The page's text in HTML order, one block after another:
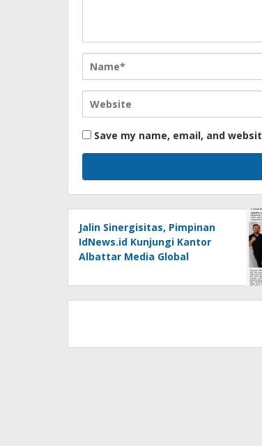
Save my name, email, and
Jalin Sinergisitas, Pimpinan
IdNews.id Kunjungi Kantor
Albattar Media Global